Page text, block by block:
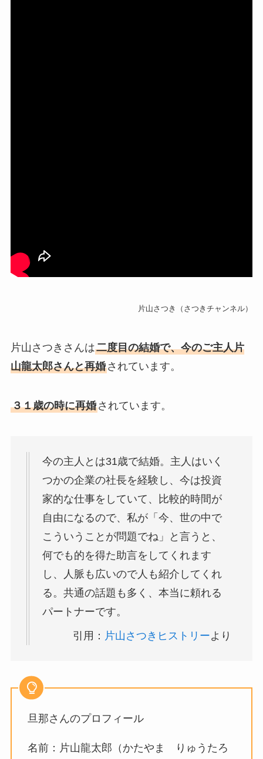
片山さつき（さつきチャンネル）
片山さつきさんは二度目の結婚で、今のご主人片
山龍太郎さんと再婚されています。
３１歳の時に再婚されています。
今の主人とは31歳で結婚。主人はいく
つかの企業の社長を経験し、今は投資
家的な仕事をしていて、比較的時間が
自由になるので、私が「今、世の中で
こういうことが問題でね」と言うと、
何でも的を得た助言をしてくれます
し、人脈も広いので人も紹介してくれ
る。共通の話題も多く、本当に頼れる
パートナーです。
引用： 片山さつきヒストリーより
旦那さんのプロフィール
名前：片山龍太郎（かたやま りゅうたろ